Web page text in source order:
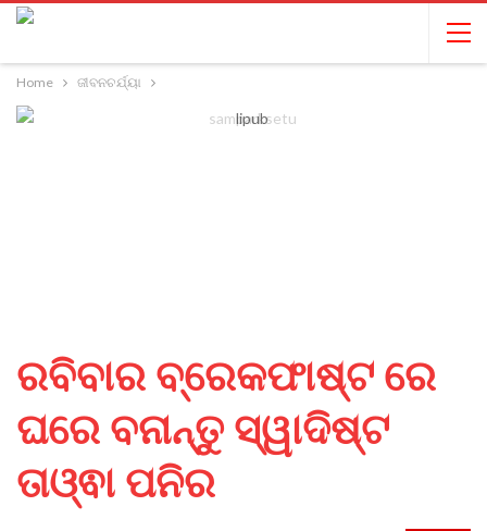
Home ଜୀବନଚର୍ଯ୍ୟା
ରବିବାର ବ୍ରେକଫାଷ୍ଟ ରେ
ଘରେ ବନାନ୍ତୁ ସ୍ୱାଦିଷ୍ଟ
ତାଓ୍ଵା ପନିର